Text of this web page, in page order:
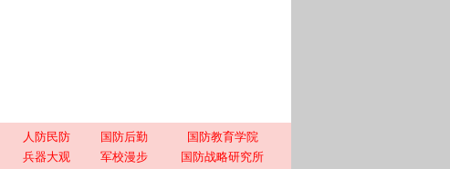
人防民防 国防后勤
国防教育学院
兵器大观 军校漫步
国防战略研究所